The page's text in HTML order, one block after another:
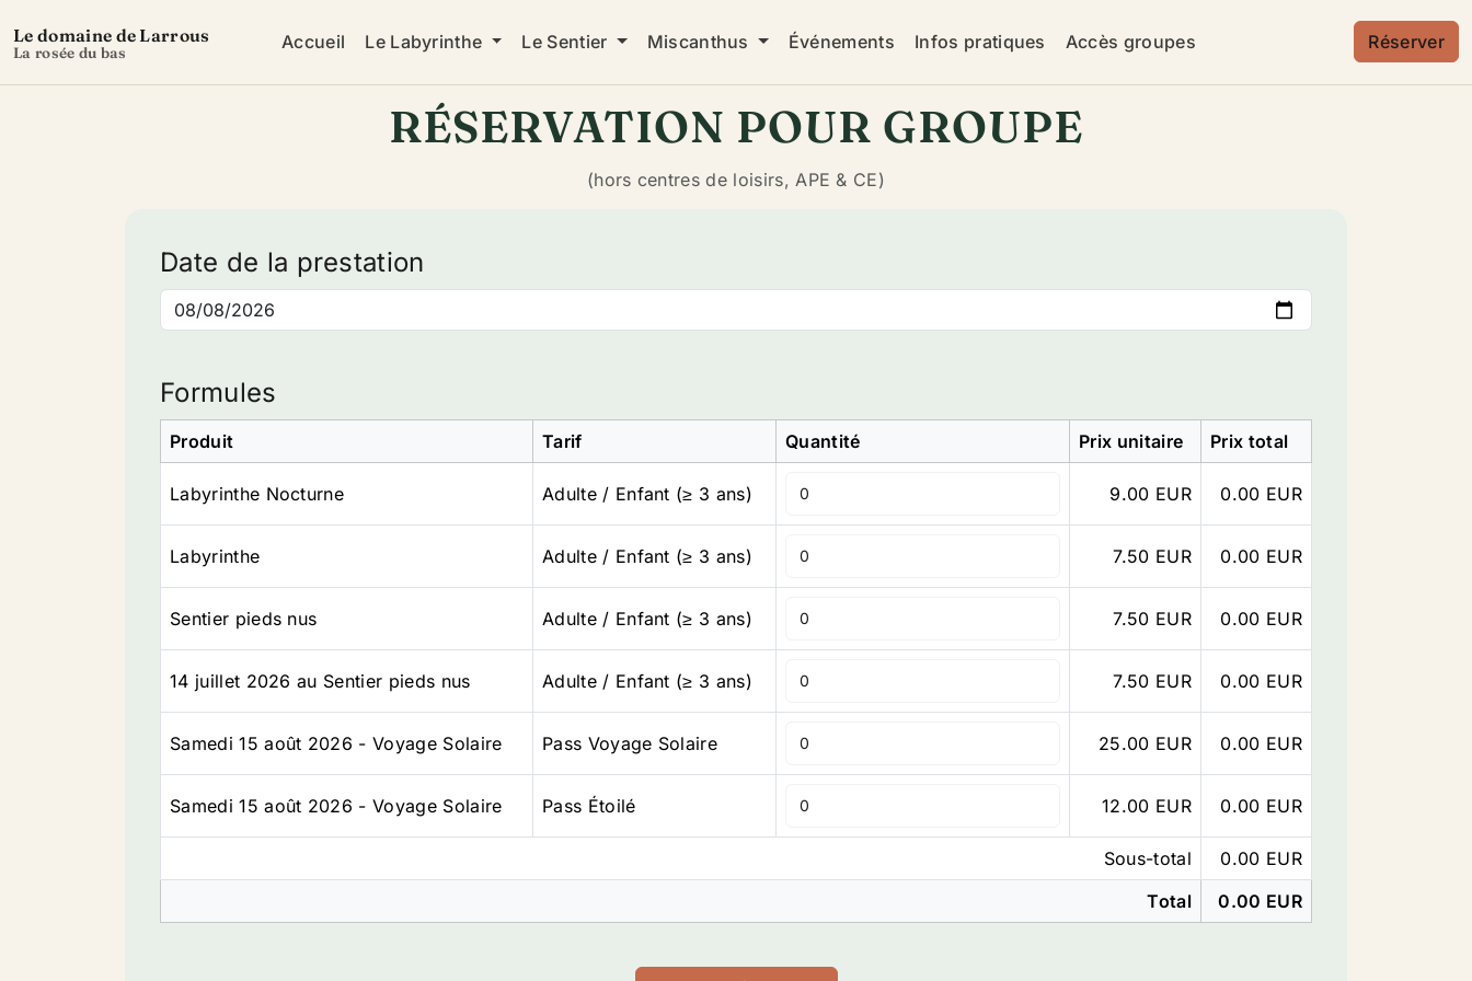
Le domaine de Larrous
La rosée du bas Accueil Le Labyrinthe Le Sentier Miscanthus Événements Infos pratiques Accès groupes Réserver
RÉSERVATION POUR GROUPE
(hors centres de loisirs, APE & CE)
Date de la prestation
Formules
Produit Tarif Quantité Prix unitaire Prix total
Labyrinthe Nocturne Adulte / Enfant (≥ 3 ans) 9.00 EUR 0.00 EUR
Labyrinthe Adulte / Enfant (≥ 3 ans) 7.50 EUR 0.00 EUR
Sentier pieds nus Adulte / Enfant (≥ 3 ans) 7.50 EUR 0.00 EUR
14 juillet 2026 au Sentier pieds nus Adulte / Enfant (≥ 3 ans) 7.50 EUR 0.00 EUR
Samedi 15 août 2026 - Voyage Solaire Pass Voyage Solaire 25.00 EUR 0.00 EUR
Samedi 15 août 2026 - Voyage Solaire Pass Étoilé 12.00 EUR 0.00 EUR
Sous-total 0.00 EUR
Total
0.00 EUR